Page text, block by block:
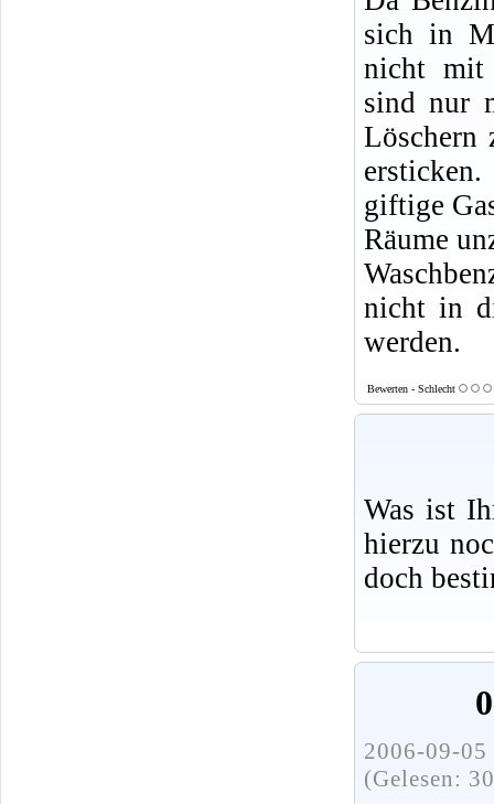
sich in
nicht mit
sind nur
Löschern
giftige
Räume
nicht in
werden.
Bewerten - Schlecht
Was ist
hierzu
doch
2006-09-
(Gelesen: